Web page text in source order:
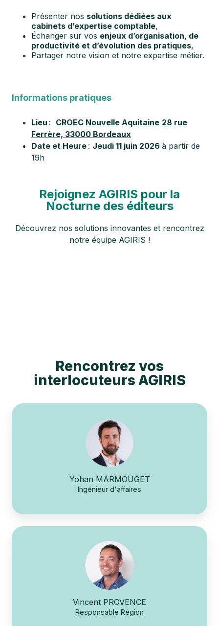
Présenter nos solutions dédiées aux
cabinets d’expertise comptable,
Échanger sur vos enjeux d’organisation, de
productivité et d’évolution des pratiques,
Partager notre vision et notre expertise métier.
Informations pratiques
Lieu : CROEC Nouvelle Aquitaine 28 rue
Ferrère, 33000 Bordeaux
Date et Heure : Jeudi 11 juin 2026 à partir de
19h
Rejoignez AGIRIS pour la
Nocturne des éditeurs
Découvrez nos solutions innovantes et rencontrez
notre équipe AGIRIS !
Rencontrez vos
interlocuteurs AGIRIS
Yohan MARMOUGET
Ingénieur d'affaires
Vincent PROVENCE
Responsable Région